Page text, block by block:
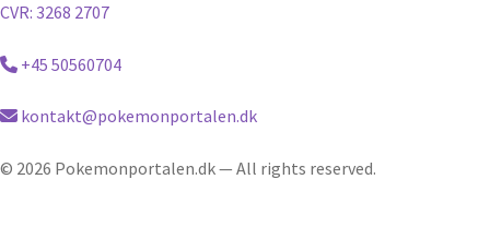
CVR: 3268 2707
+45 50560704
kontakt@pokemonportalen.dk
© 2026 Pokemonportalen.dk — All rights reserved.